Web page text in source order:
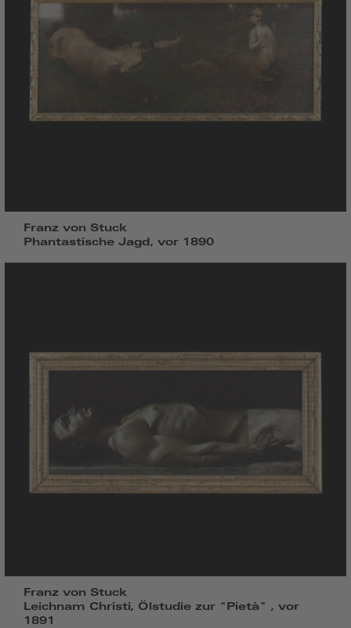
Franz von Stuck
Phantastische Jagd, vor 1890
Franz von Stuck
Leichnam Christi, Ölstudie zur "Pietà" , vor
1891